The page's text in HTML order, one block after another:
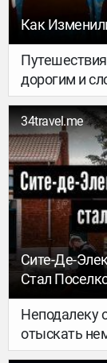
Как
дорогим и
настолько
можно было
света. Об
стало
порядке.
34travel.me
Сите-Де-
Стал
Неподалеку
отыскать